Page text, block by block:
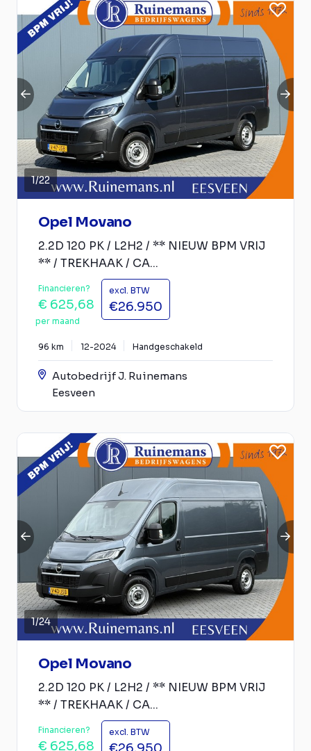
1/22
Opel Movano
2.2D 120 PK / L2H2 / ** NIEUW BPM VRIJ
** / TREKHAAK / CA...
Financieren?
€ 625,68
per maand
excl. BTW
€26.950
96 km 12-2024 Handgeschakeld
Autobedrijf J. Ruinemans
Eesveen
1/24
Opel Movano
2.2D 120 PK / L2H2 / ** NIEUW BPM VRIJ
** / TREKHAAK / CA...
Financieren?
€ 625,68
excl. BTW